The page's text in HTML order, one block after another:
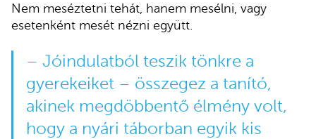
Nem meséztetni tehát, hanem mesélni, vagy
esetenként mesét nézni együtt.
– Jóindulatból teszik tönkre a
gyerekeiket – összegez a tanító,
akinek megdöbbentő élmény volt,
hogy a nyári táborban egyik kis